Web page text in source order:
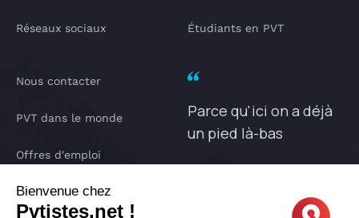
Réseaux sociaux Étudiants en PVT
Nous contacter
PVT dans le monde
Offres d'emploi
Notre Podcast
Parce qu'ici on a déjà
un pied là-bas
PVTISTES.NET
Bienvenue chez
Pvtistes.net !